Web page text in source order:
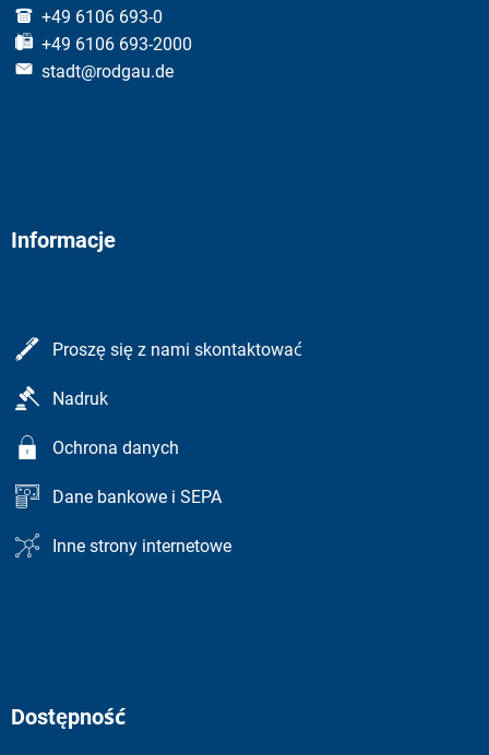
+49 6106 693-0
+49 6106 693-2000
stadt@rodgau.de
Informacje
Proszę się z nami skontaktować
Nadruk
Ochrona danych
Dane bankowe i SEPA
Inne strony internetowe
Dostępność